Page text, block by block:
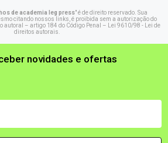
de academia leg press" é de direito reservado. Sua
citando nossos links, é proibida sem a autorização do
autoral – artigo 184 do Código Penal – Lei 9610/98 - Lei de
direitos autorais.
novidades e ofertas